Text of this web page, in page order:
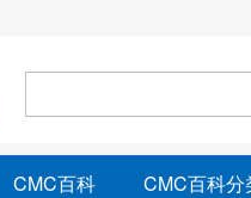
CMC百科 CMC百科分